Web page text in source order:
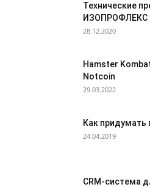
Технические
ИЗОПРОФЛЕКС
28.12.2020
Hamster
Notcoin
29.03.2022
Как придумать
24.04.2019
CRM-система